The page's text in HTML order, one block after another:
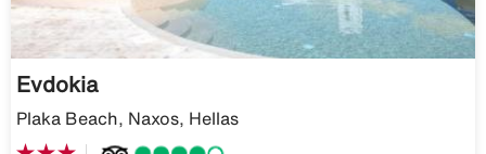
Evdokia
Plaka Beach, Naxos, Hellas